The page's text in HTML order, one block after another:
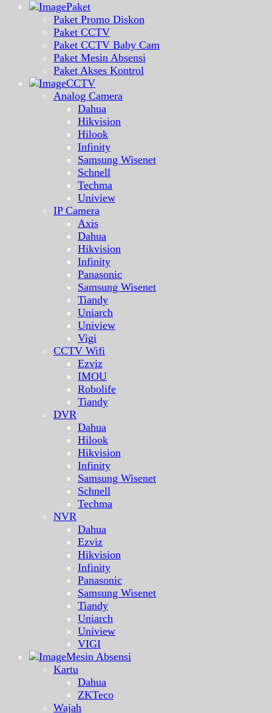
Paket
Paket Promo Diskon
Paket CCTV
Paket CCTV Baby Cam
Paket Mesin Absensi
Paket Akses Kontrol
CCTV
Analog Camera
Dahua
Hikvision
Hilook
Infinity
Samsung Wisenet
Schnell
Techma
Uniview
IP Camera
Axis
Dahua
Hikvision
Infinity
Panasonic
Samsung Wisenet
Tiandy
Uniarch
Uniview
Vigi
CCTV Wifi
Ezviz
IMOU
Robolife
Tiandy
DVR
Dahua
Hilook
Hikvision
Infinity
Samsung Wisenet
Schnell
Techma
NVR
Dahua
Ezviz
Hikvision
Infinity
Panasonic
Samsung Wisenet
Tiandy
Uniarch
Uniview
VIGI
Mesin Absensi
Kartu
Dahua
ZKTeco
Wajah